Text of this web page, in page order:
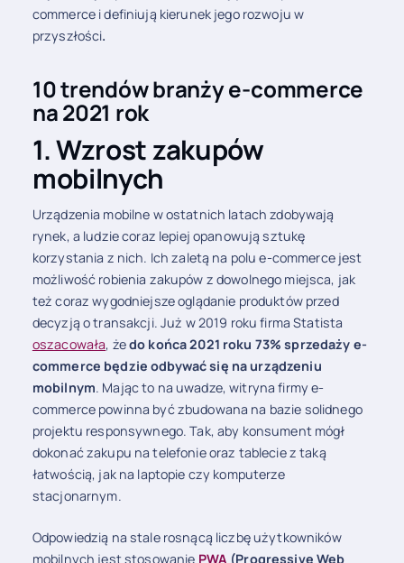
commerce i definiują kierunek jego rozwoju w
przyszłości.
10 trendów branży e-commerce
na 2021 rok
1. Wzrost zakupów
mobilnych
Urządzenia mobilne w ostatnich latach zdobywają
rynek, a ludzie coraz lepiej opanowują sztukę
korzystania z nich. Ich zaletą na polu e-commerce jest
możliwość robienia zakupów z dowolnego miejsca, jak
też coraz wygodniejsze oglądanie produktów przed
decyzją o transakcji. Już w 2019 roku firma Statista
oszacowała, żedo końca 2021 roku 73% sprzedaży e-
commerce będzie odbywać się na urządzeniu
mobilnym. Mając to na uwadze, witryna firmy e-
commerce powinna być zbudowana na bazie solidnego
projektu responsywnego. Tak, aby konsument mógł
dokonać zakupu na telefonie oraz tablecie z taką
łatwością, jak na laptopie czy komputerze
stacjonarnym.
Odpowiedzią na stale rosnącą liczbę użytkowników
mobilnych jest stosowanie PWA (Progressive Web